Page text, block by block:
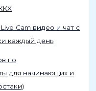
Cam видео и чат с
каждый день
по
для начинающих и